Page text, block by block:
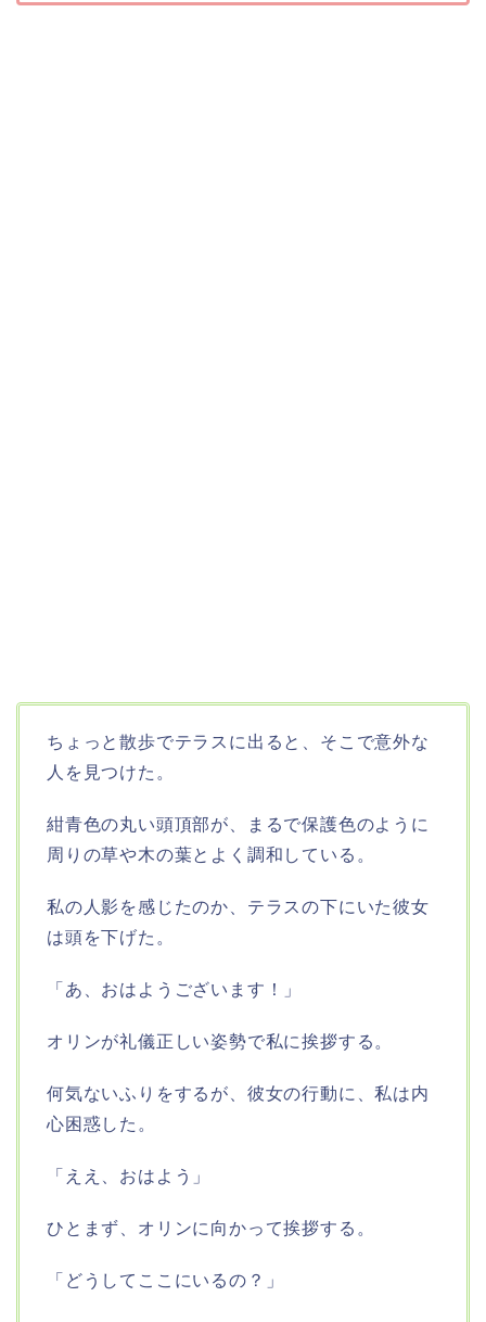
ちょっと散歩でテラスに出ると、そこで意外な
人を見つけた。
紺青色の丸い頭頂部が、まるで保護色のように
周りの草や木の葉とよく調和している。
私の人影を感じたのか、テラスの下にいた彼女
は頭を下げた。
「あ、おはようございます！」
オリンが礼儀正しい姿勢で私に挨拶する。
何気ないふりをするが、彼女の行動に、私は内
心困惑した。
「ええ、おはよう」
ひとまず、オリンに向かって挨拶する。
「どうしてここにいるの？」